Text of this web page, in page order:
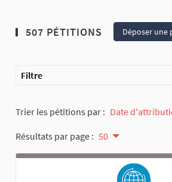
507 PÉTITIONS Déposer une
Filtre
Trier les pétitions par : Date
Résultats par page : 50